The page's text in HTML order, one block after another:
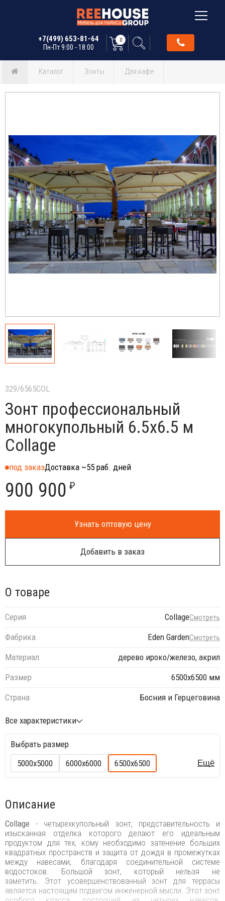
+7(499) 653-81-64
Пн-Пт 9:00 - 18:00
0
Каталог Зонты Для кафе
329/6565COL
Зонт профессиональный
многокупольный 6.5х6.5 м
Collage
под заказДоставка ~55 раб. дней
900 900 ₽
Узнать оптовую цену
Добавить в заказ
О товаре
Серия CollageСмотреть
Фабрика Eden GardenСмотреть
Материал
дерево ироко/железо, акрил
Размер
6500х6500 мм
Страна
Босния и Герцеговина
Все характеристики
Выбрать размер
5000х5000
6000х6000 6500х6500 Ещё
Описание
Collage- четырехкупольный зонт, представительность и
изысканная отделка которого делают его идеальным
продуктом для тех, кому необходимо затенение больших
квадратных пространств и защита от дождя в промежутках
между навесами, благодаря соединительной системе
водостоков. Большой зонт, который нельзя не
заметить. Этот усовершенствованный зонт для террасы
является настоящим подвигом инженерной мысли. Этот зонт